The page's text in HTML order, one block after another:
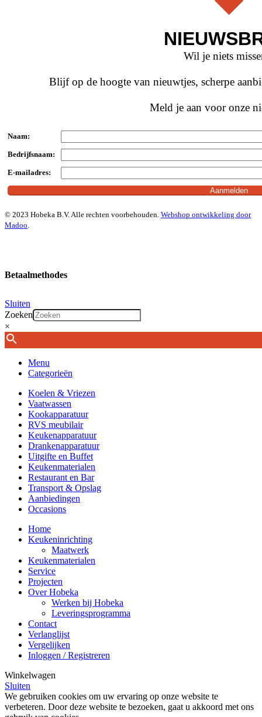
Wil je niets
Blijf op de hoogte van nieuwtjes, scherpe
Meld je aan voor onze
Naam:
Bedrijfsnaam:
E-mailadres:
© 2023 Hobeka B.V. Alle rechten voorbehouden. Webshop ontwikkeling door
Madoo.
Betaalmethodes
Sluiten
Zoeken
×
Menu
Categorieën
Koelen & Vriezen
Vaatwassen
Kookapparatuur
RVS meubilair
Keukenapparatuur
Drankenapparatuur
Uitgifte en Buffet
Keukenmaterialen
Restaurant en Bar
Transport & Opslag
Aanbiedingen
Occasions
Home
Keukeninrichting
Maatwerk
Keukenmaterialen
Service
Projecten
Over Hobeka
Werken bij Hobeka
Leveringsprogramma
Contact
Verlanglijst
Vergelijken
Inloggen / Registreren
Winkelwagen
Sluiten
We gebruiken cookies om uw ervaring op onze website te
verbeteren. Door deze website te bezoeken, gaat u akkoord met ons